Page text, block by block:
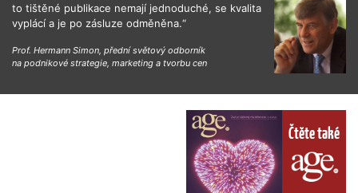
to tištěné publikace nemají jednoduché, se kvalita
vyplácí a je po zásluze odměněna.“
Prof. Hermann Simon, přední světový odborník
na podnikové strategie, marketing a tvorbu cen
Čtěte také